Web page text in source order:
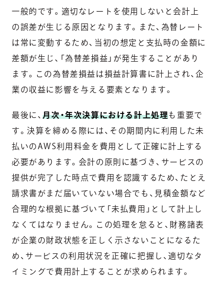
一般的です。適切なレートを使用しないと会計上
の誤差が生じる原因となります。また、為替レート
は常に変動するため、当初の想定と支払時の金額に
差額が生じ、「為替差損益」が発生することがあり
ます。この為替差損益は損益計算書に計上され、企
業の収益に影響を与える要素となります。
最後に、月次・年次決算における計上処理も重要で
す。決算を締める際には、その期間内に利用した未
払いのAWS利用料金を費用として正確に計上する
必要があります。会計の原則に基づき、サービスの
提供が完了した時点で費用を認識するため、たとえ
請求書がまだ届いていない場合でも、見積金額など
合理的な根拠に基づいて「未払費用」として計上し
なくてはなりません。この処理を怠ると、財務諸表
が企業の財政状態を正しく示さないことになるた
め、サービスの利用状況を正確に把握し、適切なタ
イミングで費用計上することが求められます。